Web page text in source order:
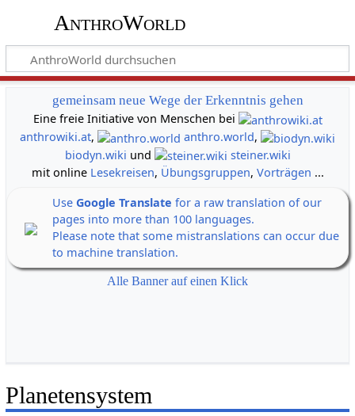
AnthroWorld
gemeinsam neue Wege der Erkenntnis gehen
Eine freie Initiative von Menschen bei
anthrowiki.at, anthro.world,
biodyn.wiki und
steiner.wiki
mit online Lesekreisen, Übungsgruppen, Vorträgen ...
Use Google Translate for a raw translation of our
pages into more than 100 languages.
Please note that some mistranslations can occur due
to machine translation.
Alle Banner auf einen Klick
Planetensystem